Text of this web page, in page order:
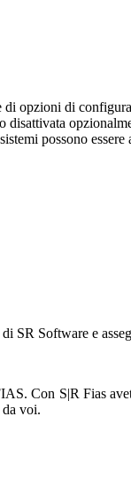
opzioni di
possono essere
SR Software e
Con S|R Fias
voi.